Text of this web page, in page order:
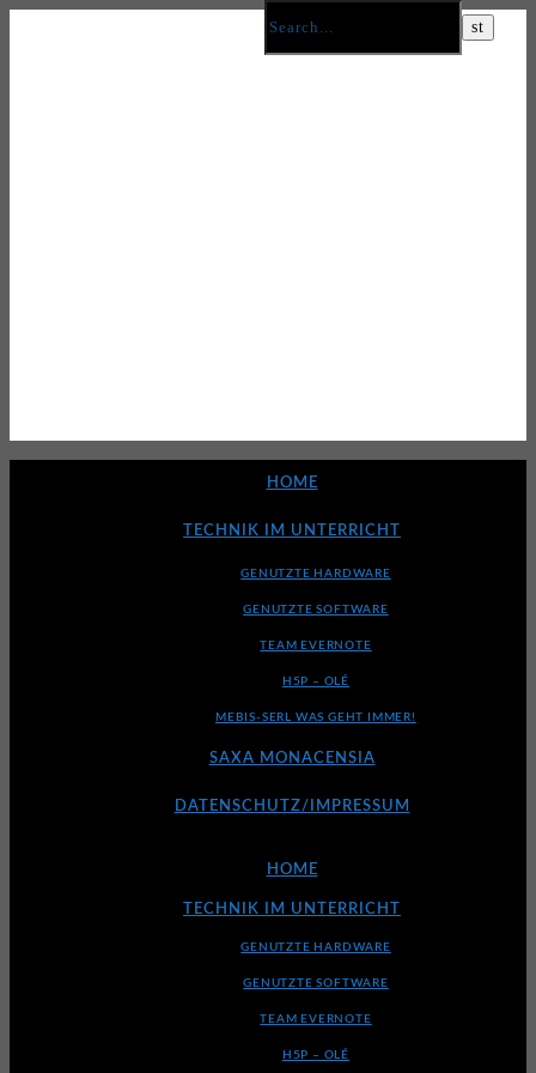
HOME
TECHNIK IM UNTERRICHT
GENUTZTE HARDWARE
GENUTZTE SOFTWARE
TEAM EVERNOTE
H5P – OLÉ
MEBIS-SERL WAS GEHT IMMER!
SAXA MONACENSIA
DATENSCHUTZ/IMPRESSUM
HOME
TECHNIK IM UNTERRICHT
GENUTZTE HARDWARE
GENUTZTE SOFTWARE
TEAM EVERNOTE
H5P – OLÉ